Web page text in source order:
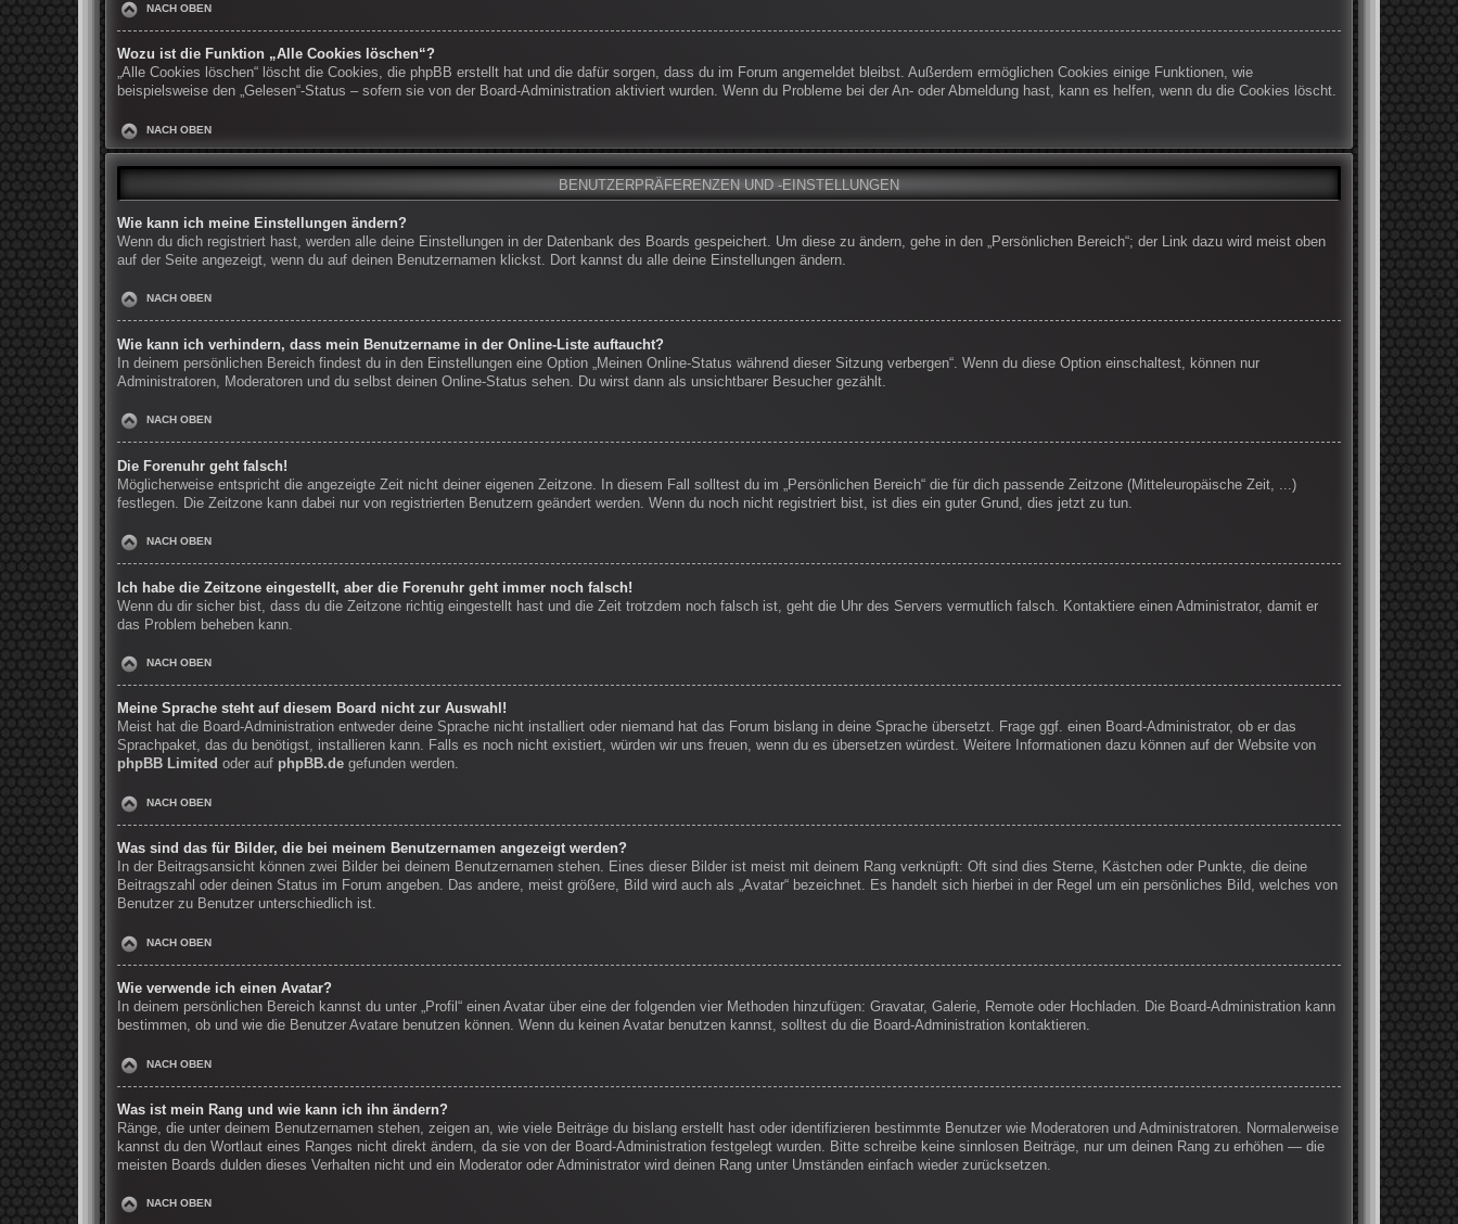
NACH OBEN
Wozu ist die Funktion „Alle Cookies löschen“?
„Alle Cookies löschen“ löscht die Cookies, die phpBB erstellt hat und die dafür sorgen, dass du im Forum angemeldet bleibst. Außerdem ermöglichen Cookies einige Funktionen, wie
beispielsweise den „Gelesen“-Status – sofern sie von der Board-Administration aktiviert wurden. Wenn du Probleme bei der An- oder Abmeldung hast, kann es helfen, wenn du die Cookies löscht.
NACH OBEN
BENUTZERPRÄFERENZEN UND -EINSTELLUNGEN
Wie kann ich meine Einstellungen ändern?
Wenn du dich registriert hast, werden alle deine Einstellungen in der Datenbank des Boards gespeichert. Um diese zu ändern, gehe in den „Persönlichen Bereich“; der Link dazu wird meist oben
auf der Seite angezeigt, wenn du auf deinen Benutzernamen klickst. Dort kannst du alle deine Einstellungen ändern.
NACH OBEN
Wie kann ich verhindern, dass mein Benutzername in der Online-Liste auftaucht?
In deinem persönlichen Bereich findest du in den Einstellungen eine Option „Meinen Online-Status während dieser Sitzung verbergen“. Wenn du diese Option einschaltest, können nur
Administratoren, Moderatoren und du selbst deinen Online-Status sehen. Du wirst dann als unsichtbarer Besucher gezählt.
NACH OBEN
Die Forenuhr geht falsch!
Möglicherweise entspricht die angezeigte Zeit nicht deiner eigenen Zeitzone. In diesem Fall solltest du im „Persönlichen Bereich“ die für dich passende Zeitzone (Mitteleuropäische Zeit, ...)
festlegen. Die Zeitzone kann dabei nur von registrierten Benutzern geändert werden. Wenn du noch nicht registriert bist, ist dies ein guter Grund, dies jetzt zu tun.
NACH OBEN
Ich habe die Zeitzone eingestellt, aber die Forenuhr geht immer noch falsch!
Wenn du dir sicher bist, dass du die Zeitzone richtig eingestellt hast und die Zeit trotzdem noch falsch ist, geht die Uhr des Servers vermutlich falsch. Kontaktiere einen Administrator, damit er
das Problem beheben kann.
NACH OBEN
Meine Sprache steht auf diesem Board nicht zur Auswahl!
Meist hat die Board-Administration entweder deine Sprache nicht installiert oder niemand hat das Forum bislang in deine Sprache übersetzt. Frage ggf. einen Board-Administrator, ob er das
Sprachpaket, das du benötigst, installieren kann. Falls es noch nicht existiert, würden wir uns freuen, wenn du es übersetzen würdest. Weitere Informationen dazu können auf der Website von
phpBB Limited oder auf phpBB.de gefunden werden.
NACH OBEN
Was sind das für Bilder, die bei meinem Benutzernamen angezeigt werden?
In der Beitragsansicht können zwei Bilder bei deinem Benutzernamen stehen. Eines dieser Bilder ist meist mit deinem Rang verknüpft: Oft sind dies Sterne, Kästchen oder Punkte, die deine
Beitragszahl oder deinen Status im Forum angeben. Das andere, meist größere, Bild wird auch als „Avatar“ bezeichnet. Es handelt sich hierbei in der Regel um ein persönliches Bild, welches von
Benutzer zu Benutzer unterschiedlich ist.
NACH OBEN
Wie verwende ich einen Avatar?
In deinem persönlichen Bereich kannst du unter „Profil“ einen Avatar über eine der folgenden vier Methoden hinzufügen: Gravatar, Galerie, Remote oder Hochladen. Die Board-Administration kann
bestimmen, ob und wie die Benutzer Avatare benutzen können. Wenn du keinen Avatar benutzen kannst, solltest du die Board-Administration kontaktieren.
NACH OBEN
Was ist mein Rang und wie kann ich ihn ändern?
Ränge, die unter deinem Benutzernamen stehen, zeigen an, wie viele Beiträge du bislang erstellt hast oder identifizieren bestimmte Benutzer wie Moderatoren und Administratoren. Normalerweise
kannst du den Wortlaut eines Ranges nicht direkt ändern, da sie von der Board-Administration festgelegt wurden. Bitte schreibe keine sinnlosen Beiträge, nur um deinen Rang zu erhöhen — die
meisten Boards dulden dieses Verhalten nicht und ein Moderator oder Administrator wird deinen Rang unter Umständen einfach wieder zurücksetzen.
NACH OBEN